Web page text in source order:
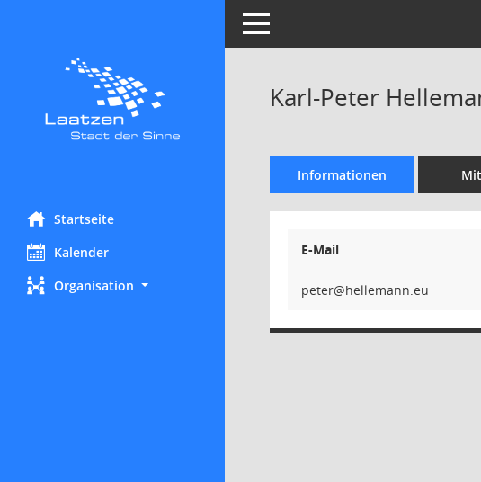
Startseite
Kalender
Organisation
Toggle navigation
Karl-Peter
Informationen
E-Mail
ret